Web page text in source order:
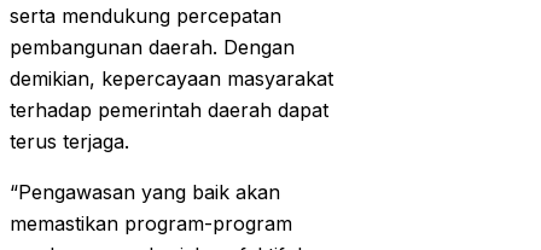
serta mendukung percepatan
pembangunan daerah. Dengan
demikian, kepercayaan masyarakat
terhadap pemerintah daerah dapat
terus terjaga.
“Pengawasan yang baik akan
memastikan program-program